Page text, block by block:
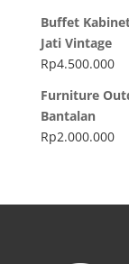
Buffet
Jati Vintage
Rp4.500.000
Furniture
Bantalan
Rp2.000.000